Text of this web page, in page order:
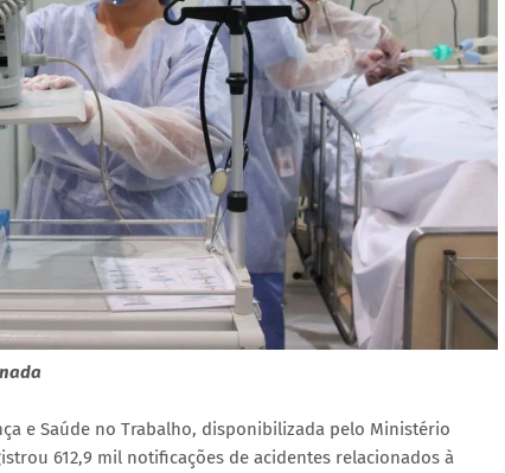
e Saúde no Trabalho, disponibilizada pelo Ministério
612,9 mil notificações de acidentes relacionados à